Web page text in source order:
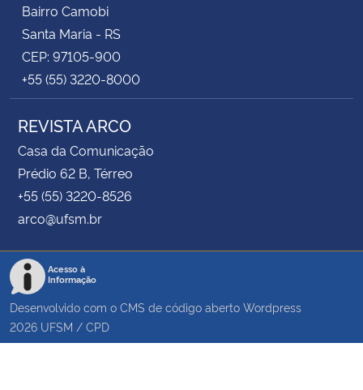
Bairro Camobi
Santa Maria - RS
CEP: 97105-900
+55 (55) 3220-8000
REVISTA ARCO
Casa da Comunicação
Prédio 62 B, Térreo
+55 (55) 3220-8526
arco@ufsm.br
Acesso à
Informação
Desenvolvido com o CMS de código aberto Wordpress
2026 UFSM / CPD